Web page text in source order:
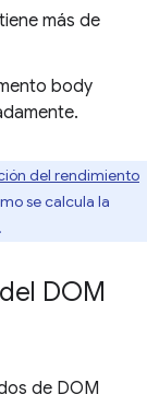
más de
body
del rendimiento
se calcula la
DOM
de DOM